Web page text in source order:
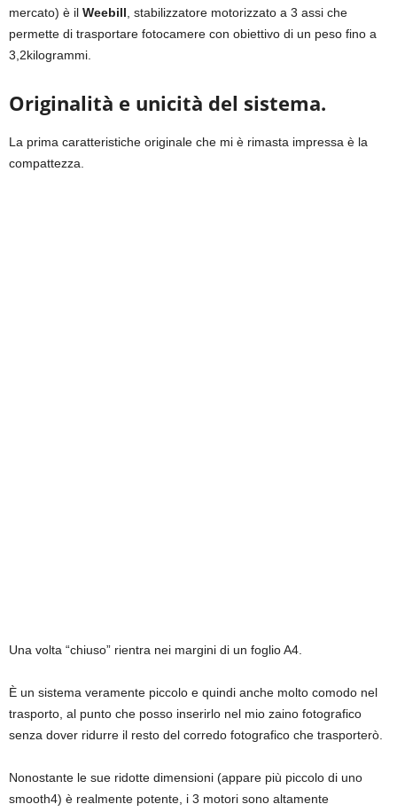
mercato) è il Weebill , stabilizzatore motorizzato a 3 assi che
permette di trasportare fotocamere con obiettivo di un peso fino a
3,2kilogrammi.
Originalità e unicità del sistema.
La prima caratteristiche originale che mi è rimasta impressa è la
compattezza.
Una volta “chiuso” rientra nei margini di un foglio A4.
È un sistema veramente piccolo e quindi anche molto comodo nel
trasporto, al punto che posso inserirlo nel mio zaino fotografico
senza dover ridurre il resto del corredo fotografico che trasporterò.
Nonostante le sue ridotte dimensioni (appare più piccolo di uno
smooth4) è realmente potente, i 3 motori sono altamente